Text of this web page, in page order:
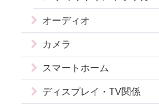
オーディオ
カメラ
スマートホーム
ディスプレイ・TV関係